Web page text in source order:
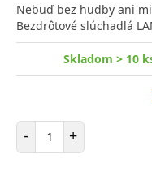
Nebuď bez hudby ani
Bezdrôtové slúchadlá
Skladom > 10
- Počet položiek
+